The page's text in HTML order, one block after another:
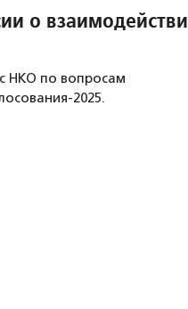
о
НКО по вопросам
2025.